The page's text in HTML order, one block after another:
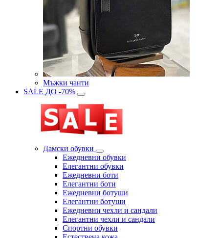
Мъжки чанти
SALE ДО -70%
Дамски обувки
Eжедневни обувки
Eлегантни обувки
Eжедневни боти
Eлегантни боти
Eжедневни ботуши
Eлегантни ботуши
Ежедневни чехли и сандали
Елегантни чехли и сандали
Спортни обувки